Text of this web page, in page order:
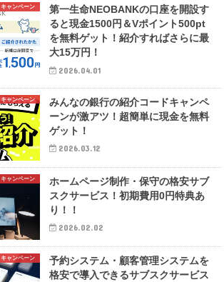
キャンペーン
第一生命NEOBANKの口座を開設す
ると現金1500円＆Vポイント500pt
を無料ゲット！紹介すればさらに最
大15万円！
2026.04.01
キャンペーン
みんなの銀行の紹介コードキャンペ
ーンが激アツ！超簡単に現金を無料
ゲット！
2026.03.12
キャンペーン
ホームページ制作・保守の格安サブ
スクサービス！初期費用0円特典あ
り！！
2026.02.02
キャンペーン
予約システム・顧客管理システムを
格安で導入できるサブスクサービス